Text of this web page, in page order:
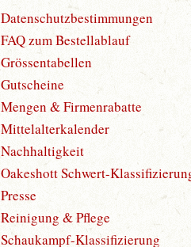
Datenschutzbestimmungen
FAQ zum Bestellablauf
Grössentabellen
Gutscheine
Mengen & Firmenrabatte
Mittelalterkalender
Nachhaltigkeit
Oakeshott Schwert-
Presse
Reinigung & Pflege
Schaukampf-Klassifizierung